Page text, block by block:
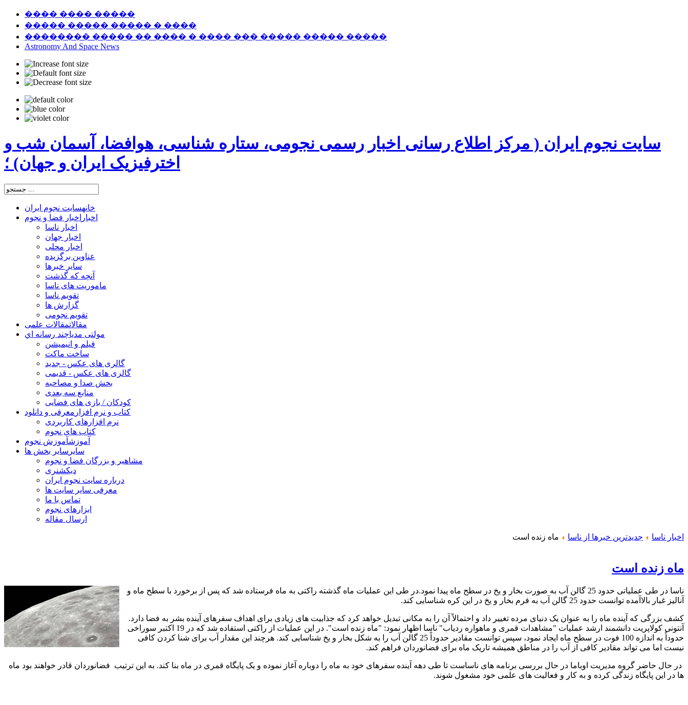
���� ���� �����
����� ����� ����� � ����
�������� ����� �� ���� � ���� ��� ����� ����� �����
Astronomy And Space News
سایت نجوم ایران ( مرکز اطلاع رسانی اخبار رسمی نجومی، ستاره شناسی، هوافضا، آسمان شب و
اخترفیزیک ایران و جهان) ؛
خانهسایت نجوم ایران
اخبار اخبار فضا و نجوم
اخبار ناسا
اخبار جهان
اخبار محلی
عناوین برگزیده
سایر خبرها
آنچه که گذشت
ماموریت های ناسا
تقویم ناسا
گزارش ها
تقویم نجومی
مقالاتمقالات علمی
مولتی مدیاچند رسانه اي
فیلم و انیمیشن
ساخت ماکت
گالری های عکس - جدید
گالری های عکس - قدیمی
بخش صدا و مصاحبه
منابع سه بعدی
کودکان / بازی های فضایی
کتاب و نرم افزار معرفی و دانلود
نرم افزارهای کاربردی
کتاب های نجوم
آموزشآموزش نجوم
سایر سایر بخش ها
مشاهیر و بزرگان فضا و نجوم
دیکشنری
درباره سایت نجوم ایران
معرفی سایر سایت ها
تماس با ما
ابزارهای نجوم
ارسال مقاله
اخبار ناسا جدیدترین خبرها از ناسا ماه زنده است
ماه زنده است
ناسا در طی عملیاتی حدود 25 گالن آب به صورت بخار و یخ در سطح ماه پیدا نمود.در طی این عملیات ماه گذشته راکتی به ماه فرستاده شد که پس از برخورد با سطح ماه و
آنالیز غبار بالاآمده توانست حدود 25 گالن آب به فرم بخار و یخ در این کره شناسایی کند.
کشف بزرگی که آینده ماه را به عنوان یک دنیای مرده تغییر داد و احتمالاً آن را به مکانی تبدیل خواهد کرد که جذابیت های زیادی برای اهداف سفرهای آینده بشر به فضا دارد.
آنتونی کولاپریت دانشمند ارشد عملیات "مشاهدات قمری و ماهواره ردیاب" ناسا اظهار نمود: "ماه زنده است". در این عملیات از راکتی استفاده شد که در 19 اکتبر سوراخی
حدوداً به اندازه 100 فوت در سطح ماه ایجاد نمود، سپس توانست مقادیر حدوداً 25 گالن آب را به شکل بخار و یخ شناسایی کند. هرچند این مقدار آب برای شنا کردن کافی
نیست اما می تواند مقادیر کافی از آب را در مناطق همیشه تاریک ماه برای فضانوردان فراهم کند.
در حال حاضر گروه مدیریت اوباما در حال بررسی برنامه های ناساست تا طی دهه آینده سفرهای خود به ماه را دوباره آغاز نموده و یک پایگاه قمری در ماه بنا کند. به این ترتیب فضانوردان قادر خواهند بود ماه
ها در این پایگاه زندگی کرده و به کار و فعالیت های علمی خود مشغول شوند.